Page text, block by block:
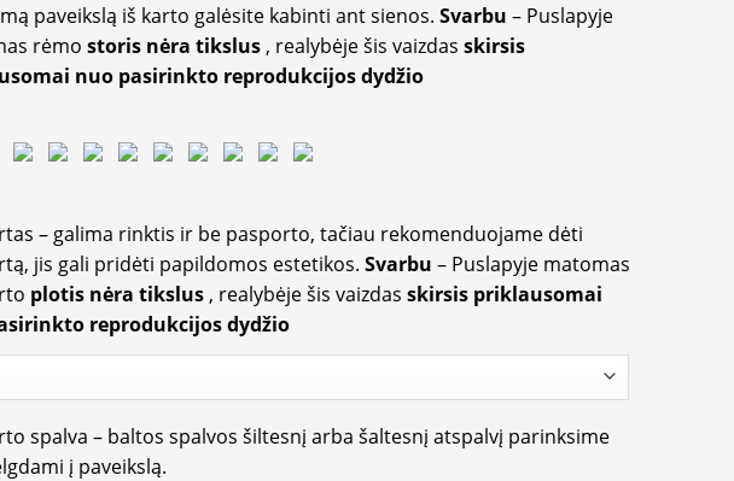
paveikslą iš karto galėsite kabinti ant sienos. Svarbu – Puslapyje
rėmo storis nėra tikslus , realybėje šis vaizdas skirsis
nuo pasirinkto reprodukcijos dydžio
– galima rinktis ir be pasporto, tačiau rekomenduojame dėti
jis gali pridėti papildomos estetikos. Svarbu – Puslapyje matomas
plotis nėra tikslus , realybėje šis vaizdas skirsis priklausomai
reprodukcijos dydžio
spalva – baltos spalvos šiltesnį arba šaltesnį atspalvį parinksime
į paveikslą.